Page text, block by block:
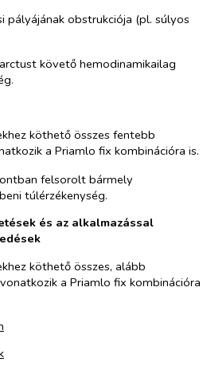
pályájának obstrukciója (pl. súlyos
követő hemodinamikailag
.
köthető összes fentebb
a Priamlo fix kombinációra is.
felsorolt bármely
túlérzékenység.
és az alkalmazással
köthető összes, alább
a Priamlo fix kombinációra